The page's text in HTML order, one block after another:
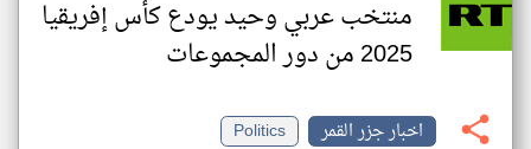
منتخب عربي وحيد يودع كأس إفريقيا
2025 من دور المجموعات
اخبار جزر القمر
Politics